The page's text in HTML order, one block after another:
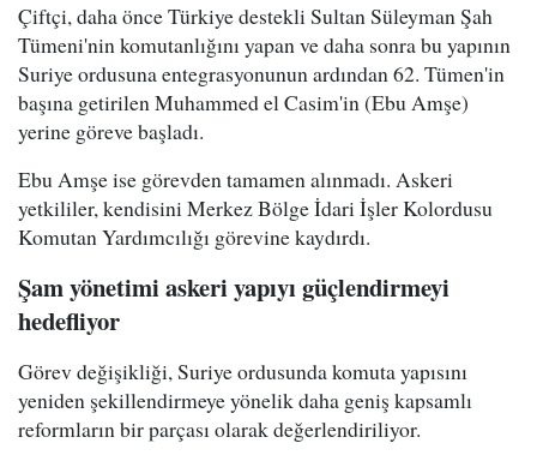
Çiftçi, daha önce Türkiye destekli Sultan Süleyman Şah
Tümeni'nin komutanlığını yapan ve daha sonra bu yapının
Suriye ordusuna entegrasyonunun ardından 62. Tümen'in
başına getirilen Muhammed el Casim'in (Ebu Amşe)
yerine göreve başladı.
Ebu Amşe ise görevden tamamen alınmadı. Askeri
yetkililer, kendisini Merkez Bölge İdari İşler Kolordusu
Komutan Yardımcılığı görevine kaydırdı.
Şam yönetimi askeri yapıyı güçlendirmeyi
hedefliyor
Görev değişikliği, Suriye ordusunda komuta yapısını
yeniden şekillendirmeye yönelik daha geniş kapsamlı
reformların bir parçası olarak değerlendiriliyor.